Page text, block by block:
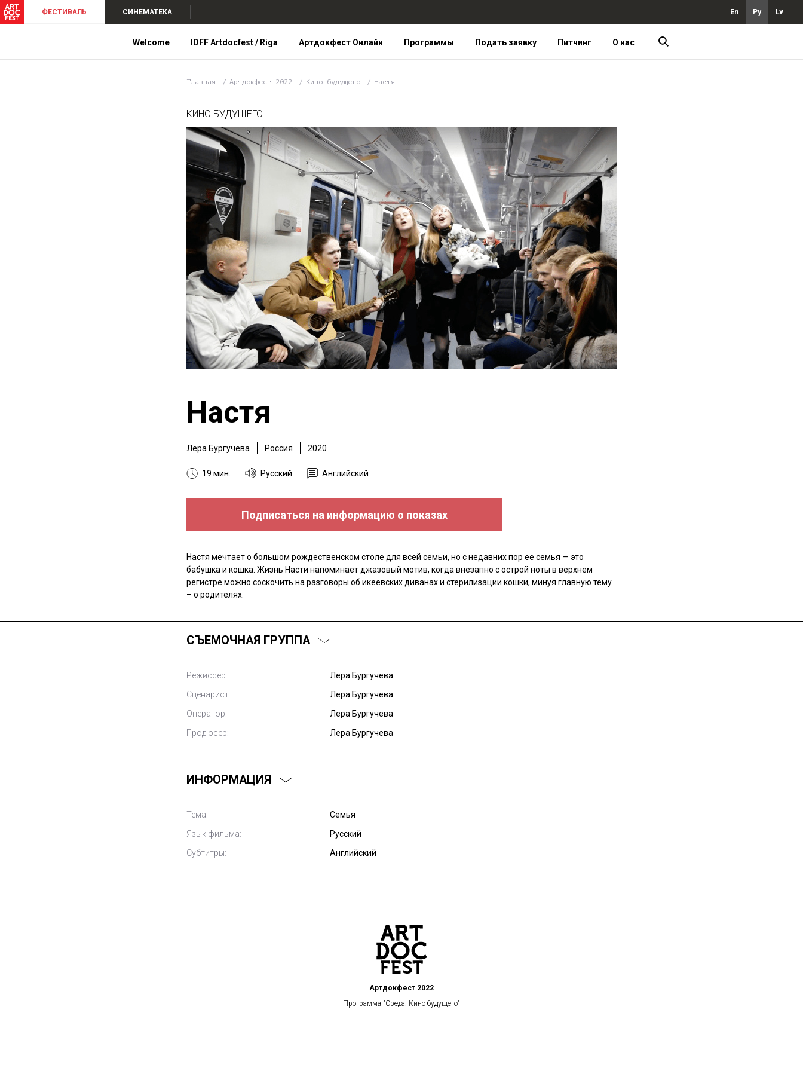
ФЕСТИВАЛЬ СИНЕМАТЕКА En Ру Lv
Welcome IDFF Artdocfest / Riga Артдокфест Онлайн Программы Подать заявку Питчинг О нас
Главная Артдокфест 2022 Кино будущего Настя
КИНО БУДУЩЕГО
Настя
Лера Бургучева Россия 2020
19 мин. Русский Английский
Подписаться на информацию о показах
Настя мечтает о большом рождественском столе для всей семьи, но с недавних пор ее семья — это
бабушка и кошка. Жизнь Насти напоминает джазовый мотив, когда внезапно с острой ноты в верхнем
регистре можно соскочить на разговоры об икеевских диванах и стерилизации кошки, минуя главную тему
– о родителях.
СЪЕМОЧНАЯ ГРУППА
Режиссёр:
Лера Бургучева
Сценарист:
Лера Бургучева
Оператор:
Лера Бургучева
Продюсер:
Лера Бургучева
ИНФОРМАЦИЯ
Тема:
Семья
Язык фильма:
Русский
Субтитры:
Английский
Артдокфест 2022
Программа "Среда. Кино будущего"